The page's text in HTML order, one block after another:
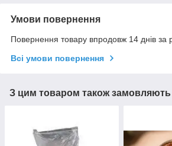
Умови повернення
Повернення товару впродовж 14 днів за
Всі умови повернення
З цим товаром також замовляють